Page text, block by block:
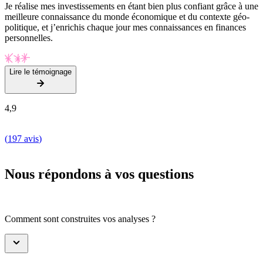
Je réalise mes investissements en étant bien plus confiant grâce à une
meilleure connaissance du monde économique et du contexte géo-
politique, et j’enrichis chaque jour mes connaissances en finances
personnelles.
Lire le témoignage
4,9
(197 avis)
Nous répondons à vos questions
Comment sont construites vos analyses ?